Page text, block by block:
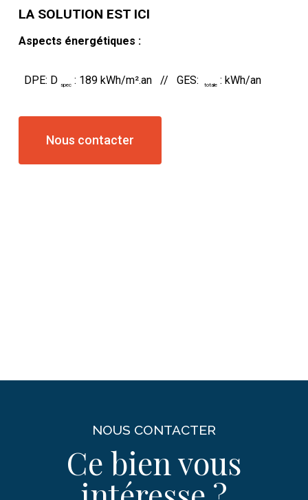
LA SOLUTION EST ICI
Aspects énergétiques :
DPE: D spec : 189 kWh/m².an // GES: totale : kWh/an
Nous contacter
NOUS CONTACTER
Ce bien vous